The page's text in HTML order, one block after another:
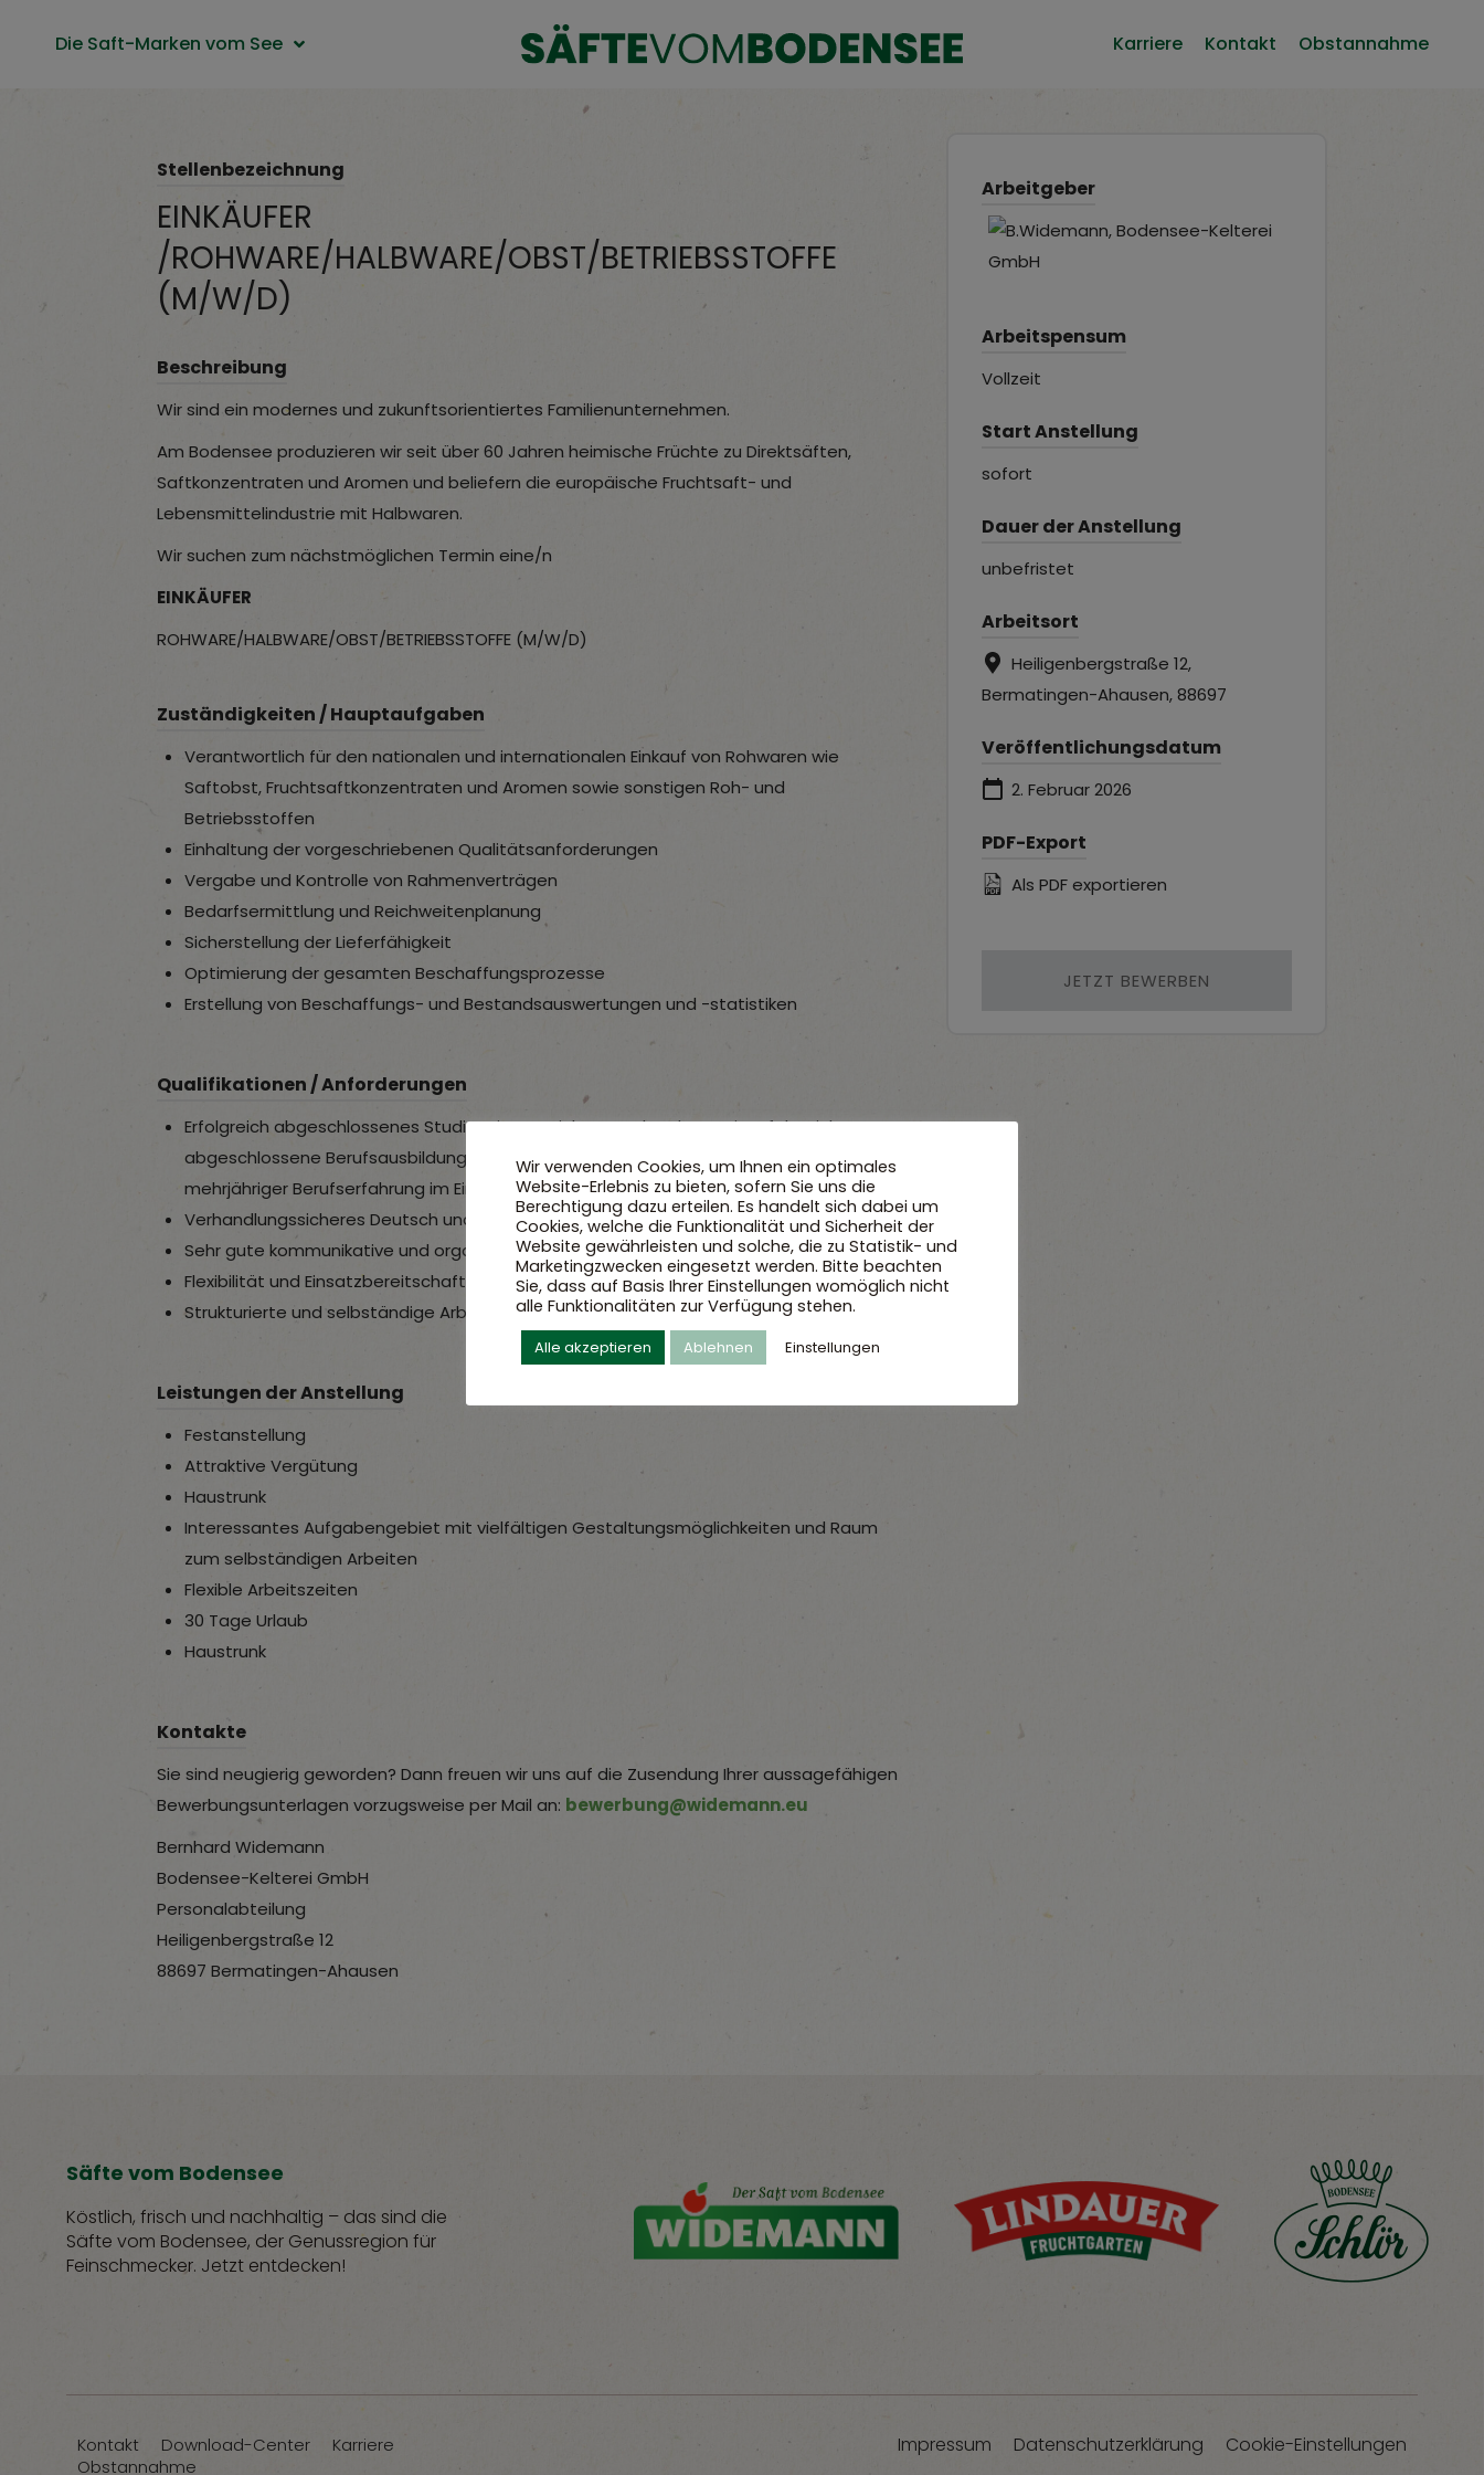
Die Saft-Marken vom See Karriere Kontakt Obstannahme
Stellenbezeichnung
EINKÄUFER
/ROHWARE/HALBWARE/OBST/BETRIEBSSTOFFE
(M/W/D)
Beschreibung
Wir sind ein modernes und zukunftsorientiertes Familienunternehmen.
Am Bodensee produzieren wir seit über 60 Jahren heimische Früchte zu Direktsäften,
Saftkonzentraten und Aromen und beliefern die europäische Fruchtsaft- und
Lebensmittelindustrie mit Halbwaren.
Wir suchen zum nächstmöglichen Termin eine/n
EINKÄUFER
ROHWARE/HALBWARE/OBST/BETRIEBSSTOFFE (M/W/D)
Zuständigkeiten / Hauptaufgaben
Verantwortlich für den nationalen und internationalen Einkauf von Rohwaren wie
Saftobst, Fruchtsaftkonzentraten und Aromen sowie sonstigen Roh- und
Betriebsstoffen
Einhaltung der vorgeschriebenen Qualitätsanforderungen
Vergabe und Kontrolle von Rahmenverträgen
Bedarfsermittlung und Reichweitenplanung
Sicherstellung der Lieferfähigkeit
Optimierung der gesamten Beschaffungsprozesse
Erstellung von Beschaffungs- und Bestandsauswertungen und -statistiken
Qualifikationen / Anforderungen
Erfolgreich abgeschlossenes Studium im Bereich BWL oder alternativ erfolgreich
abgeschlossene Berufsausbildung mit einschlägigen Weiterbildungen sowie
mehrjähriger Berufserfahrung im Einkauf/Rohwareneinkauf
Verhandlungssicheres Deutsch und Englisch (Wort und Schrift)
Sehr gute kommunikative und organisatorische Fähigkeiten
Flexibilität und Einsatzbereitschaft über das normale Maß hinaus
Strukturierte und selbständige Arbeitsweise
Leistungen der Anstellung
Festanstellung
Attraktive Vergütung
Haustrunk
Interessantes Aufgabengebiet mit vielfältigen Gestaltungsmöglichkeiten und Raum
zum selbständigen Arbeiten
Flexible Arbeitszeiten
30 Tage Urlaub
Haustrunk
Kontakte
Sie sind neugierig geworden? Dann freuen wir uns auf die Zusendung Ihrer aussagefähigen
Bewerbungsunterlagen vorzugsweise per Mail an: bewerbung@widemann.eu
Bernhard Widemann
Bodensee-Kelterei GmbH
Personalabteilung
Heiligenbergstraße 12
88697 Bermatingen-Ahausen
Arbeitgeber
Arbeitspensum
Vollzeit
Start Anstellung
sofort
Dauer der Anstellung
unbefristet
Arbeitsort
Heiligenbergstraße 12,
Bermatingen-Ahausen, 88697
Veröffentlichungsdatum
2. Februar 2026
PDF-Export
Als PDF exportieren
JETZT BEWERBEN
Säfte vom Bodensee
Köstlich, frisch und nachhaltig – das sind die
Säfte vom Bodensee, der Genussregion für
Feinschmecker. Jetzt entdecken!
Kontakt Download-Center
Karriere
Obstannahme
Impressum Datenschutzerklärung Cookie-Einstellungen
Wir verwenden Cookies, um Ihnen ein optimales
Website-Erlebnis zu bieten, sofern Sie uns die
Berechtigung dazu erteilen. Es handelt sich dabei um
Cookies, welche die Funktionalität und Sicherheit der
Website gewährleisten und solche, die zu Statistik- und
Marketingzwecken eingesetzt werden. Bitte beachten
Sie, dass auf Basis Ihrer Einstellungen womöglich nicht
alle Funktionalitäten zur Verfügung stehen.
Alle akzeptieren Ablehnen Einstellungen